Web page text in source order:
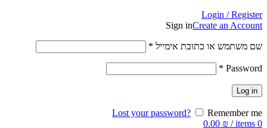
Login / Register
Sign inCreate an Account
שם משתמש או כתובת אימייל *
Password
*
Log in
Lost your password?
Remember me
0
items
/
0.00 ₪